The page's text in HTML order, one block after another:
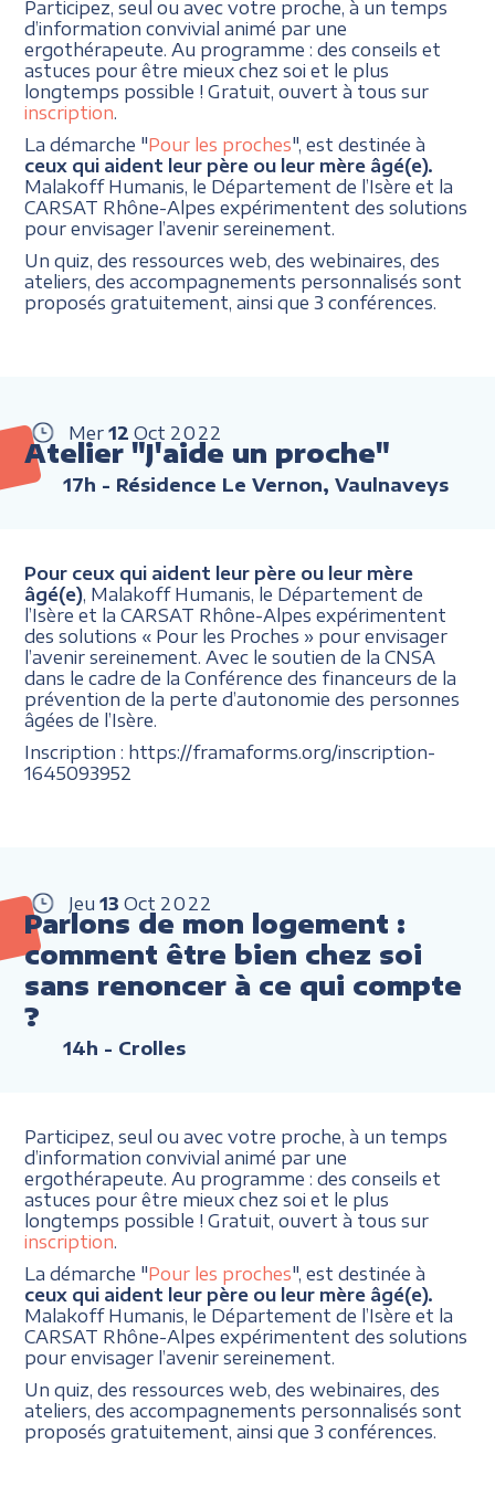
Participez, seul ou avec votre proche, à un temps
d’information convivial animé par une
ergothérapeute. Au programme : des conseils et
astuces pour être mieux chez soi et le plus
longtemps possible ! Gratuit, ouvert à tous sur
inscription
La démarche "Pour les proches", est destinée à
ceux qui aident leur père ou leur mère âgé(e).
Malakoff Humanis, le Département de l’Isère et la
CARSAT Rhône-Alpes expérimentent des solutions
pour envisager l’avenir sereinement.
Un quiz, des ressources web, des webinaires, des
ateliers, des accompagnements personnalisés sont
proposés gratuitement, ainsi que 3 conférences.
Mer 12 Oct 2022
Atelier "J'aide un proche"
17h - Résidence Le Vernon, Vaulnaveys
Pour ceux qui aident leur père ou leur mère
âgé(e) , Malakoff Humanis, le Département de
l’Isère et la CARSAT Rhône-Alpes expérimentent
des solutions « Pour les Proches » pour envisager
l’avenir sereinement. Avec le soutien de la CNSA
dans le cadre de la Conférence des financeurs de la
prévention de la perte d’autonomie des personnes
âgées de l’Isère.
Inscription : https://framaforms.org/inscription-
1645093952
Jeu 13 Oct 2022
Parlons de mon logement :
comment être bien chez soi
sans renoncer à ce qui compte
?
14h - Crolles
Participez, seul ou avec votre proche, à un temps
d’information convivial animé par une
ergothérapeute. Au programme : des conseils et
astuces pour être mieux chez soi et le plus
longtemps possible ! Gratuit, ouvert à tous sur
inscription
La démarche "Pour les proches", est destinée à
ceux qui aident leur père ou leur mère âgé(e).
Malakoff Humanis, le Département de l’Isère et la
CARSAT Rhône-Alpes expérimentent des solutions
pour envisager l’avenir sereinement.
Un quiz, des ressources web, des webinaires, des
ateliers, des accompagnements personnalisés sont
proposés gratuitement, ainsi que 3 conférences.